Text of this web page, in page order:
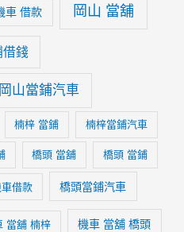
車 借款 岡山 當舖
借錢
岡山當鋪汽車
楠梓 當鋪 楠梓當鋪汽車
橋頭 當舖 橋頭 當鋪
借款 橋頭當鋪汽車
當舖 楠梓 機車 當舖 橋頭